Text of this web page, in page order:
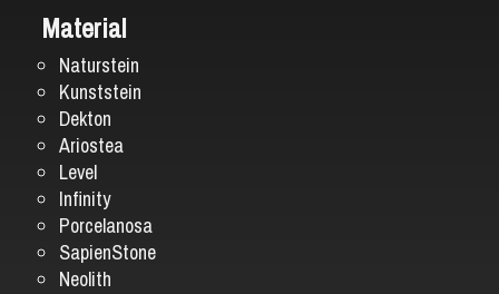
Material
Naturstein
Kunststein
Dekton
Ariostea
Level
Infinity
Porcelanosa
SapienStone
Neolith